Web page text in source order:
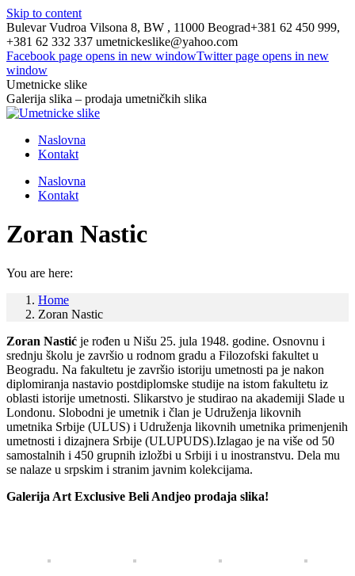
Skip to content
Bulevar Vudroa Vilsona 8, BW , 11000 Beograd+381 62 450 999,
+381 62 332 337 umetnickeslike@yahoo.com
Facebook page opens in new windowTwitter page opens in new
window
Umetnicke slike
Galerija slika – prodaja umetničkih slika
Naslovna
Kontakt
Naslovna
Kontakt
Zoran Nastic
You are here:
Home
Zoran Nastic
Zoran Nastić je rođen u Nišu 25. jula 1948. godine. Osnovnu i
srednju školu je završio u rodnom gradu a Filozofski fakultet u
Beogradu. Na fakultetu je završio istoriju umetnosti pa je nakon
diplomiranja nastavio postdiplomske studije na istom fakultetu iz
oblasti istorije umetnosti. Slikarstvo je studirao na akademiji Slade u
Londonu. Slobodni je umetnik i član je Udruženja likovnih
umetnika Srbije (ULUS) i Udruženja likovnih umetnika primenjenih
umetnosti i dizajnera Srbije (ULUPUDS).Izlagao je na više od 50
samostalnih i 450 grupnih izložbi u Srbiji i u inostranstvu. Dela mu
se nalaze u srpskim i stranim javnim kolekcijama.
Galerija Art Exclusive Beli Andjeo prodaja slika!